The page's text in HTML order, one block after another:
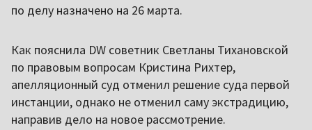
по делу назначено на 26 марта.
Как пояснила DW советник Светланы Тихановской
по правовым вопросам Кристина Рихтер,
апелляционный суд отменил решение суда первой
инстанции, однако не отменил саму экстрадицию,
направив дело на новое рассмотрение.